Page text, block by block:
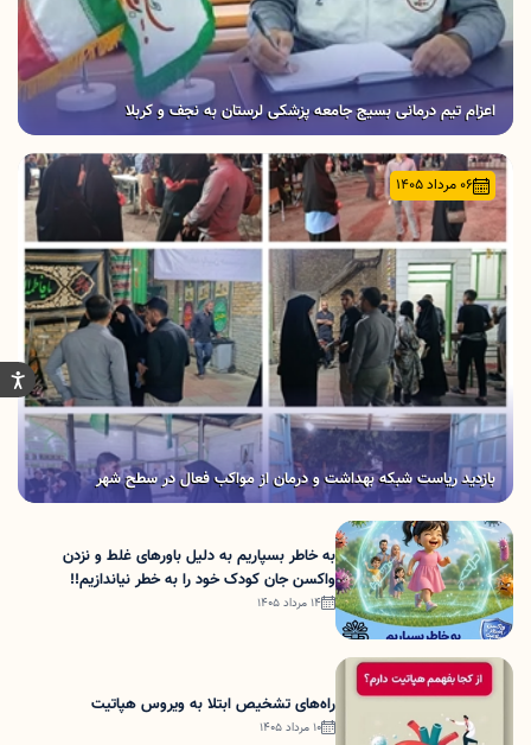
اعزام تیم‌ درمانی بسیج جامعه‌ پزشکی لرستان به نجف و کربلا
06 مرداد 1405
بازدید ریاست شبکه بهداشت و درمان از مواکب فعال در سطح شهر
به خاطر بسپاریم به دلیل باورهای غلط و نزدن
واکسن جان کودک خود را به خطر نیاندازیم!!
14 مرداد 1405
راه‌های تشخیص ابتلا به ویروس هپاتیت
10 مرداد 1405